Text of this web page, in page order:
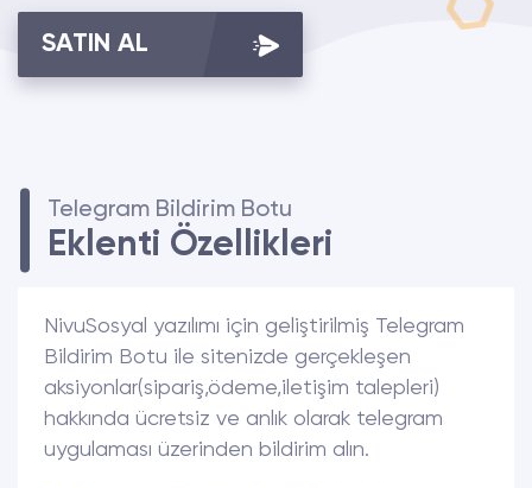
SATIN AL
Telegram Bildirim Botu
Eklenti Özellikleri
NivuSosyal yazılımı için geliştirilmiş Telegram
Bildirim Botu ile sitenizde gerçekleşen
aksiyonlar(sipariş,ödeme,iletişim talepleri)
hakkında ücretsiz ve anlık olarak telegram
uygulaması üzerinden bildirim alın.